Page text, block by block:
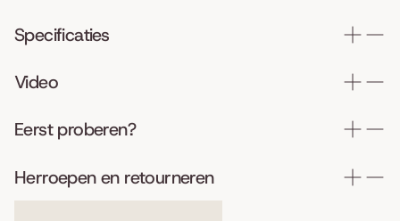
Specificaties
Video
Eerst proberen?
Herroepen en retourneren